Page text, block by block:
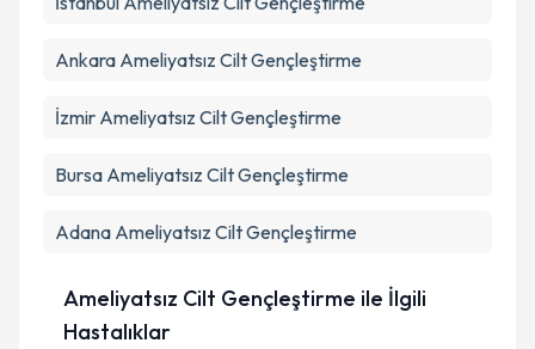
Takvim Talebini Gönder
Ankara Ameliyatsız Cilt Gençleştirme
İzmir Ameliyatsız Cilt Gençleştirme
Bursa Ameliyatsız Cilt Gençleştirme
Adana Ameliyatsız Cilt Gençleştirme
Ameliyatsız Cilt Gençleştirme ile İlgili
Hastalıklar